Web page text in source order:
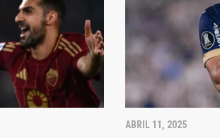
ABRIL 11, 2025